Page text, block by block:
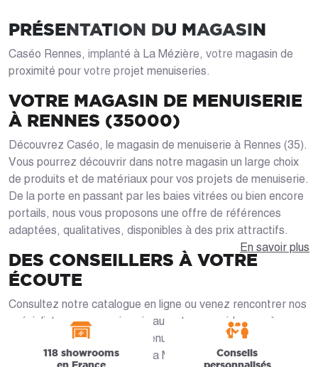
PRÉSENTATION DU MAGASIN
Caséo Rennes, implanté à La Mézière, votre magasin de
proximité pour votre projet menuiseries.
VOTRE MAGASIN DE MENUISERIE
À RENNES (35000)
Découvrez Caséo, le magasin de menuiserie à Rennes (35).
Vous pourrez découvrir dans notre magasin un large choix
de produits et de matériaux pour vos projets de menuiserie.
De la porte en passant par les baies vitrées ou bien encore
portails, nous vous proposons une offre de références
adaptées, qualitatives, disponibles à des prix attractifs.
DES CONSEILLERS À VOTRE
ÉCOUTE
Consultez notre catalogue en ligne ou venez rencontrer nos
spécialistes en magasin qui sauront vous guider pas à pas
dans la sélection de votre menuiserie sur-mesure. Que vous
habitiez à Rennes (35000), La Mézière, Saint-Jacques-de-
En savoir plus
118 showrooms
Conseils